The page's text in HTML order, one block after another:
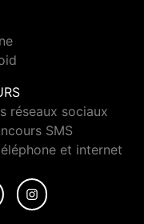
réseaux sociaux
SMS
et internet